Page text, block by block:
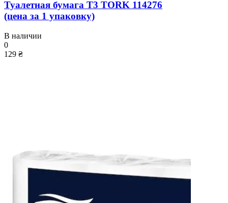
Туалетная бумага T3 TORK 114276
(цена за 1 упаковку)
В наличии
0
129 ₴